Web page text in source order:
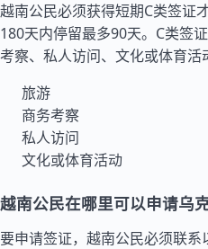
越南公民必须获得短期C类签证
180天内停留最多90天。C类签
考察、私人访问、文化或体育活
旅游
商务考察
私人访问
文化或体育活动
越南公民在哪里可以申请乌
要申请签证，越南公民必须联